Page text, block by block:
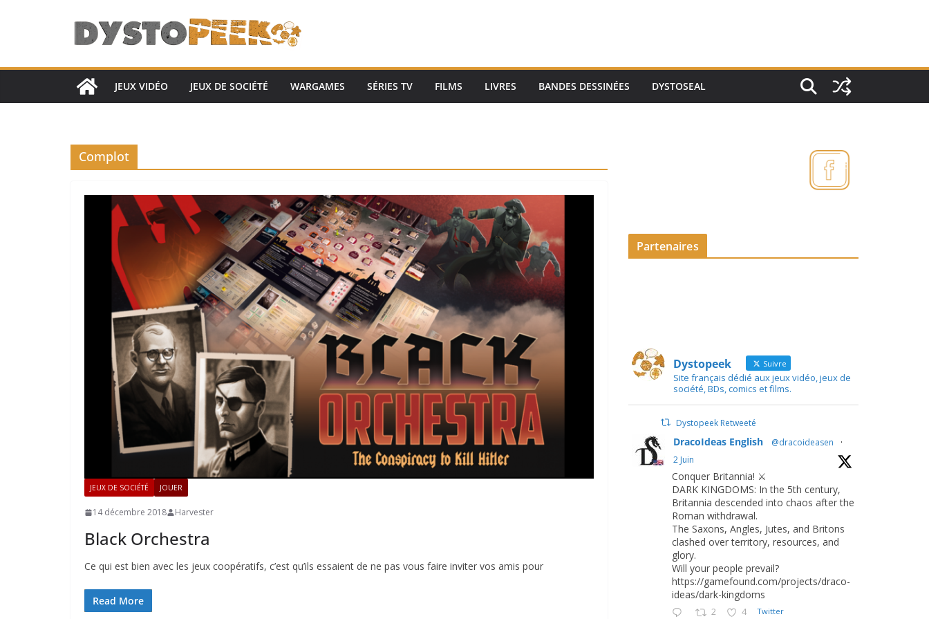
JEUX VIDÉO JEUX DE SOCIÉTÉ WARGAMES SÉRIES TV FILMS LIVRES BANDES DESSINÉES DYSTOSEAL
Complot
JEUX DE SOCIÉTÉ JOUER
14 décembre 2018 Harvester
Black Orchestra
Ce qui est bien avec les jeux coopératifs, c’est qu’ils essaient de ne pas vous faire inviter vos amis pour
Read More
Partenaires
Dystopeek Suivre
Site français dédié aux jeux vidéo, jeux de
société, BDs, comics et films.
Dystopeek Retweeté
DracoIdeas English @dracoideasen
·
2 Juin
Conquer Britannia! ⚔️
DARK KINGDOMS: In the 5th century,
Britannia descended into chaos after the
Roman withdrawal.
The Saxons, Angles, Jutes, and Britons
clashed over territory, resources, and
glory.
Will your people prevail?
https://gamefound.com/projects/draco-
ideas/dark-kingdoms
2 4 Twitter